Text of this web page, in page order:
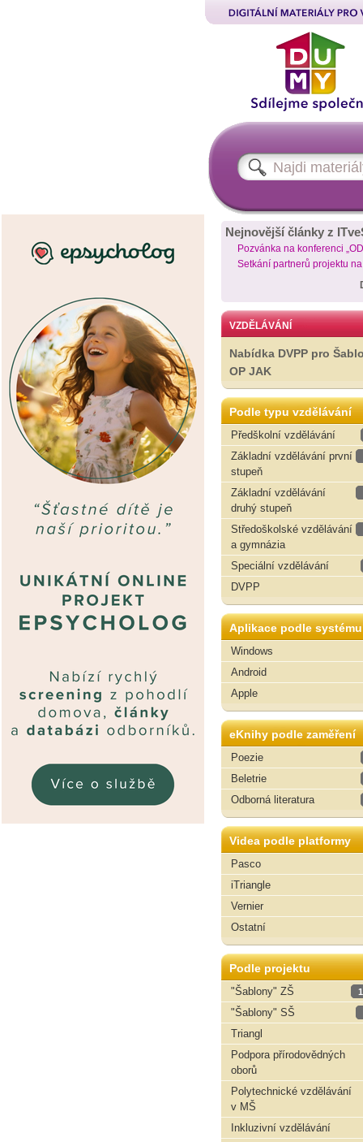
Nejnovější články z
Pozvánka na konferenci
Setkání partnerů projektu
VZDĚLÁVÁNÍ
Nabídka DVPP pro
OP JAK
Podle typu vzdělávání
Předškolní vzdělávání
Základní vzdělávání první
stupeň
Základní vzdělávání
druhý stupeň
Středoškolské vzdělávání
a gymnázia
Speciální vzdělávání
DVPP
Aplikace podle systému
Windows
Android
Apple
eKnihy podle zaměření
Poezie
Beletrie
Odborná literatura
Videa podle platformy
Pasco
iTriangle
Vernier
Ostatní
Podle projektu
"Šablony" ZŠ
"Šablony" SŠ
Triangl
Podpora přírodovědných
oborů
Polytechnické vzdělávání
v MŠ
Inkluzivní vzdělávání